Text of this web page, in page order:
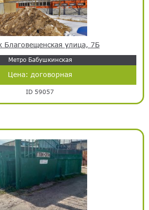
Благовещенская улица, 7Б
Метро Бабушкинская
Цена: договорная
ID 59057